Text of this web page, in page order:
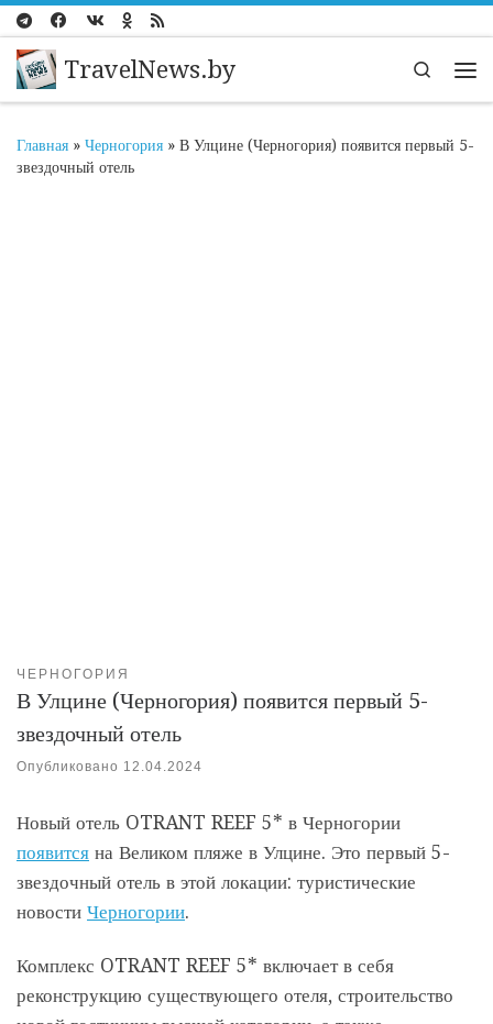
Перейти к содержимому
TravelNews.by
Search
Главная » Черногория » В Улцине (Черногория) появится первый 5-
звездочный отель
ЧЕРНОГОРИЯ
В Улцине (Черногория) появится первый 5-
звездочный отель
Опубликовано 12.04.2024
Новый отель OTRANT REEF 5* в Черногории
появится на Великом пляже в Улцине. Это первый 5-
звездочный отель в этой локации: туристические
новости Черногории.
Комплекс OTRANT REEF 5* включает в себя
реконструкцию существующего отеля, строительство